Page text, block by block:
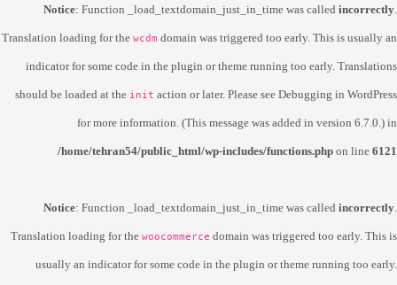
Notice: Function _load_textdomain_just_in_time was called incorrectly.
Translation loading for the wcdm domain was triggered too early. This is usually an
indicator for some code in the plugin or theme running too early. Translations
should be loaded at the init action or later. Please see Debugging in WordPress
for more information. (This message was added in version 6.7.0.) in
/home/tehran54/public_html/wp-includes/functions.php on line 6121
Notice: Function _load_textdomain_just_in_time was called incorrectly.
Translation loading for the woocommerce domain was triggered too early. This is
usually an indicator for some code in the plugin or theme running too early.